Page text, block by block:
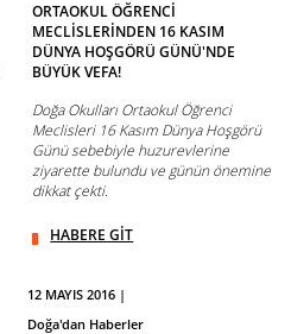
ORTAOKUL ÖĞRENCİ
MECLİSLERİNDEN 16 KASIM
DÜNYA HOŞGÖRÜ GÜNÜ'NDE
BÜYÜK VEFA!
Doğa Okulları Ortaokul Öğrenci
Meclisleri 16 Kasım Dünya Hoşgörü
Günü sebebiyle huzurevlerine
ziyarette bulundu ve günün önemine
dikkat çekti.
HABERE GİT
12 MAYIS 2016 |
Doğa'dan Haberler